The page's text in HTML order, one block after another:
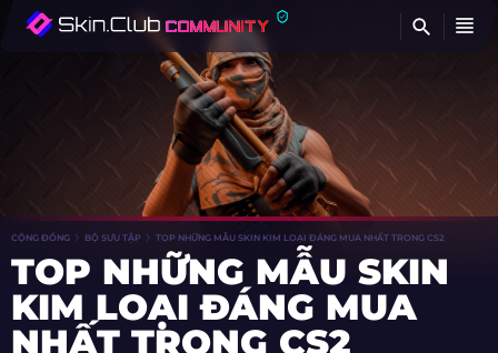
CỘNG ĐỒNG BỘ SƯU TẬP TOP NHỮNG MẪU SKIN KIM LOẠI ĐÁNG MUA NHẤT TRONG CS2
TOP NHỮNG MẪU SKIN
KIM LOẠI ĐÁNG MUA
NHẤT TRONG CS2